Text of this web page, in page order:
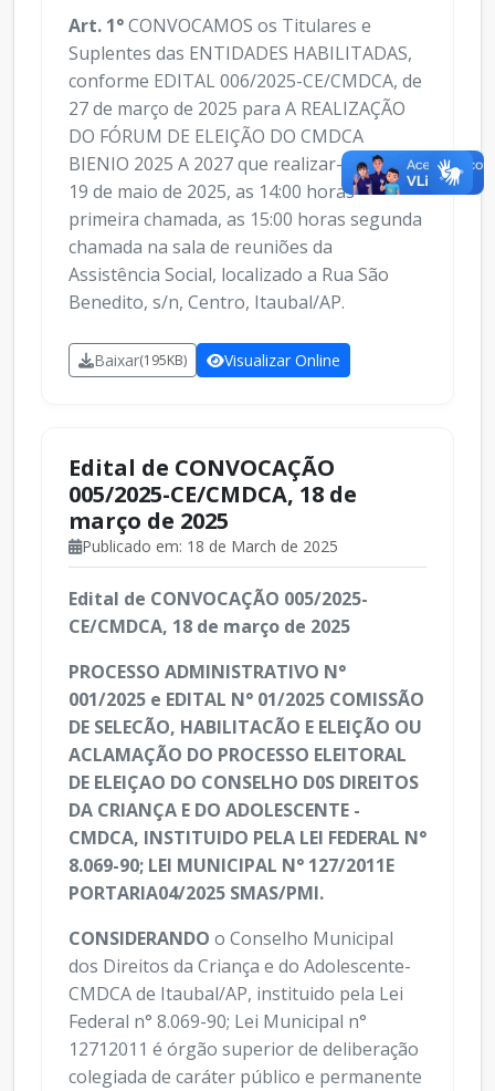
Art. 1°CONVOCAMOS os Titulares e
Suplentes das ENTIDADES HABILITADAS,
conforme EDITAL 006/2025-CE/CMDCA, de
27 de março de 2025 para A REALIZAÇÃO
DO FÓRUM DE ELEIÇÃO DO CMDCA
BIENIO 2025 A 2027 que realizar-se-á em
19 de maio de 2025, as 14:00 horas
primeira chamada, as 15:00 horas segunda
chamada na sala de reuniões da
Assistência Social, localizado a Rua São
Benedito, s/n, Centro, Itaubal/AP.
Baixar(195KB) Visualizar Online
Edital de CONVOCAÇÃO
005/2025-CE/CMDCA, 18 de
março de 2025
Publicado em: 18 de March de 2025
Edital de CONVOCAÇÃO 005/2025-
CE/CMDCA, 18 de março de 2025
PROCESSO ADMINISTRATIVO N°
001/2025 e EDITAL N° 01/2025 COMISSÃO
DE SELECÃO, HABILITACÃO E ELEIÇÃO OU
ACLAMAÇÃO DO PROCESSO ELEITORAL
DE ELEIÇAO DO CONSELHO D0S DIREITOS
DA CRIANÇA E DO ADOLESCENTE -
CMDCA, INSTITUIDO PELA LEI FEDERAL N°
8.069-90; LEI MUNICIPAL N° 127/2011E
PORTARIA04/2025 SMAS/PMI.
CONSIDERANDO o Conselho Municipal
dos Direitos da Criança e do Adolescente-
CMDCA de Itaubal/AP, instituido pela Lei
Federal n° 8.069-90; Lei Municipal n°
12712011 é órgão superior de deliberação
colegiada de caráter público e permanente